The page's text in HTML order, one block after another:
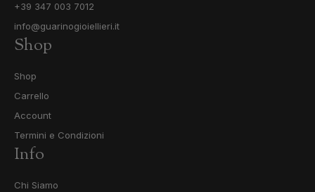
+39 347 003 7012
info@guarinogioiellieri.it
Shop
Shop
Carrello
Account
Termini e Condizioni
Info
Chi Siamo